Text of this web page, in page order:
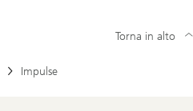
Impulse
Torna in alto